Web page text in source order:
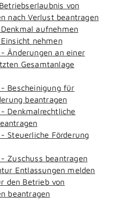
von
nach Verlust beantragen
aufnehmen
nehmen
Änderungen an einer
Gesamtanlage
Bescheinigung für
beantragen
Denkmalrechtliche
Steuerliche Förderung
Zuschuss beantragen
Entlassungen melden
den Betrieb von
beantragen